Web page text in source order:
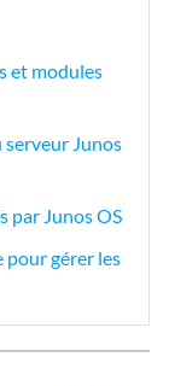
et modules
Junos
par Junos OS
pour gérer les